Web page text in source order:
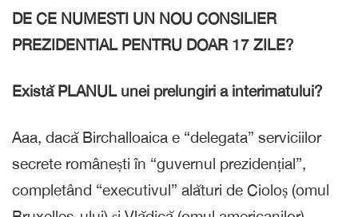
DE CE NUMESTI UN NOU CONSILIER
PREZIDENTIAL PENTRU DOAR 17 ZILE?
Există PLANUL unei prelungiri a interimatului?
Aaa, dacă Birchalloaica e “delegata” serviciilor
secrete românești în “guvernul prezidențial”,
completând “executivul” alături de Cioloș (omul